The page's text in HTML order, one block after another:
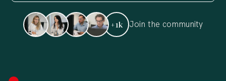
+1k Join the community